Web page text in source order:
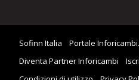
Sofinn Italia
Portale
Diventa Partner Inforicambi